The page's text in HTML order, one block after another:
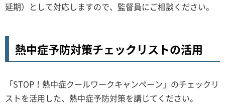
延期）として対応しますので、監督員にご相談ください。
熱中症予防対策チェックリストの活用
「STOP！熱中症クールワークキャンペーン」のチェックリ
ストを活用した、熱中症予防対策を講じてください。